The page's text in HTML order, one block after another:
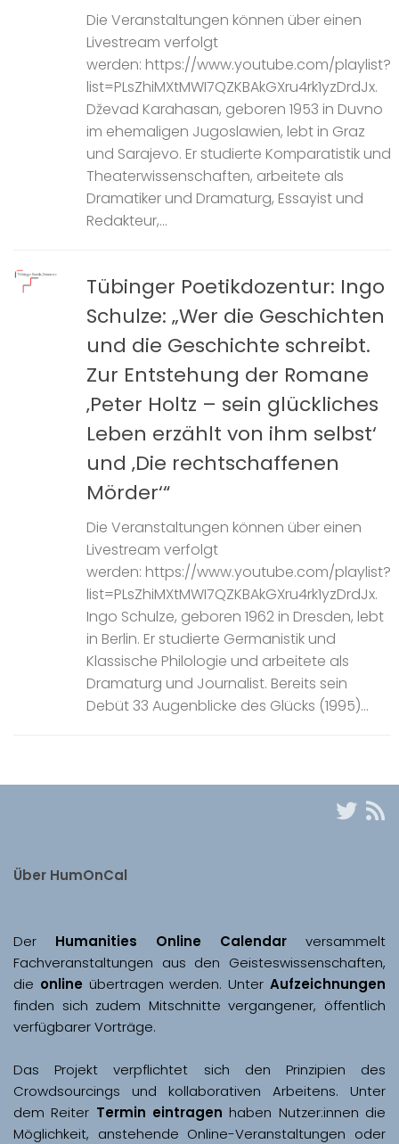
Die Veranstaltungen können über einen
Livestream verfolgt
werden: https://www.youtube.com/playlist?
list=PLsZhiMXtMWI7QZKBAkGXru4rk1yzDrdJx.
Dževad Karahasan, geboren 1953 in Duvno
im ehemaligen Jugoslawien, lebt in Graz
und Sarajevo. Er studierte Komparatistik und
Theaterwissenschaften, arbeitete als
Dramatiker und Dramaturg, Essayist und
Redakteur,...
Tübinger Poetikdozentur: Ingo
Schulze: „Wer die Geschichten
und die Geschichte schreibt.
Zur Entstehung der Romane
‚Peter Holtz – sein glückliches
Leben erzählt von ihm selbst‘
und ‚Die rechtschaffenen
Mörder‘“
Die Veranstaltungen können über einen
Livestream verfolgt
werden: https://www.youtube.com/playlist?
list=PLsZhiMXtMWI7QZKBAkGXru4rk1yzDrdJx.
Ingo Schulze, geboren 1962 in Dresden, lebt
in Berlin. Er studierte Germanistik und
Klassische Philologie und arbeitete als
Dramaturg und Journalist. Bereits sein
Debüt 33 Augenblicke des Glücks (1995)...
Über HumOnCal
Der Humanities Online Calendar versammelt
Fachveranstaltungen aus den Geisteswissenschaften,
die online übertragen werden. Unter Aufzeichnungen
finden sich zudem Mitschnitte vergangener, öffentlich
Das Projekt verpflichtet sich den Prinzipien des
Crowdsourcings und kollaborativen Arbeitens. Unter
dem Reiter Termin eintragen haben Nutzer:innen die
Möglichkeit, anstehende Online-Veranstaltungen oder